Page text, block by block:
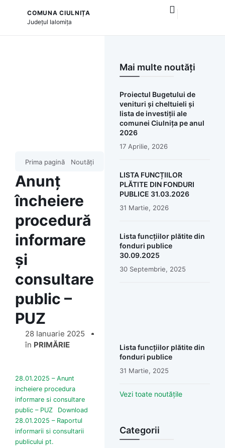
COMUNA CIULNIȚA
Județul Ialomița
Prima pagină Noutăți
Anunț
încheiere
procedură
informare
și
consultare
public –
PUZ
28 Ianuarie 2025
în PRIMĂRIE
28.01.2025 – Anunt
incheiere procedura
informare si consultare
public – PUZ
Download
28.01.2025 – Raportul
informarii si consultarii
publicului pt.
Mai multe noutăți
Proiectul Bugetului de
venituri și cheltuieli și
lista de investiții ale
comunei Ciulnița pe anul
2026
17 Aprilie, 2026
LISTA FUNCȚIILOR
PLĂTITE DIN FONDURI
PUBLICE 31.03.2026
31 Martie, 2026
Lista funcțiilor plătite din
fonduri publice
30.09.2025
30 Septembrie, 2025
Lista funcțiilor plătite din
fonduri publice
31 Martie, 2025
Vezi toate noutățile
Categorii